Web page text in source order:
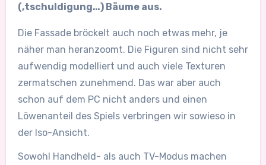
(‚tschuldigung…) Bäume aus.
Die Fassade bröckelt auch noch etwas mehr, je
näher man heranzoomt. Die Figuren sind nicht sehr
aufwendig modelliert und auch viele Texturen
zermatschen zunehmend. Das war aber auch
schon auf dem PC nicht anders und einen
Löwenanteil des Spiels verbringen wir sowieso in
der Iso-Ansicht.
Sowohl Handheld- als auch TV-Modus machen